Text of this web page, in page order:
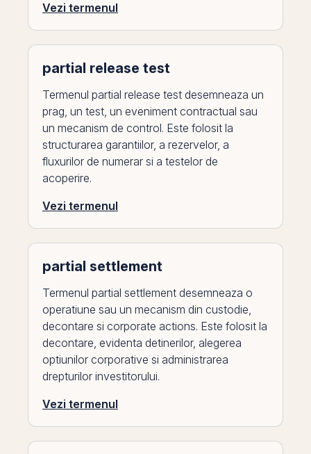
Vezi termenul
partial release test
Termenul partial release test desemneaza un
prag, un test, un eveniment contractual sau
un mecanism de control. Este folosit la
structurarea garantiilor, a rezervelor, a
fluxurilor de numerar si a testelor de
acoperire.
Vezi termenul
partial settlement
Termenul partial settlement desemneaza o
operatiune sau un mecanism din custodie,
decontare si corporate actions. Este folosit la
decontare, evidenta detinerilor, alegerea
optiunilor corporative si administrarea
drepturilor investitorului.
Vezi termenul